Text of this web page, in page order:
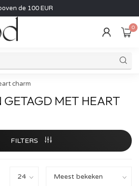
de 100 EUR
0
charm
GETAGD MET HEART
FILTERS